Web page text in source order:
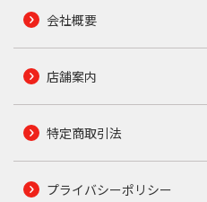
会社概要
店舗案内
特定商取引法
プライバシーポリシー